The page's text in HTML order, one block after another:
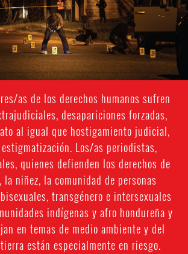
as de los derechos humanos sufren
desapariciones forzadas,
al igual que hostigamiento judicial,
estigmatización. Los/as periodistas,
quienes defienden los derechos de
la niñez, la comunidad de personas
transgénero e intersexuales
indígenas y afro hondureña y
en temas de medio ambiente y del
están especialmente en riesgo.